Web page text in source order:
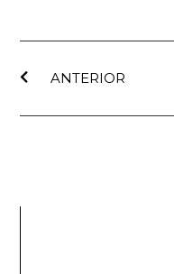
ANTERIOR